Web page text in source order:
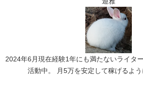
2024年6月現在経験1年にも満たないライタ
活動中。 月5万を安定して稼げるよう